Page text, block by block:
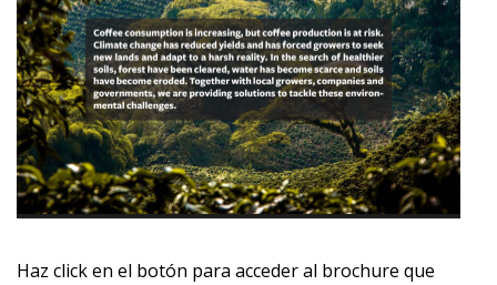
Haz click en el botón para acceder al brochure que